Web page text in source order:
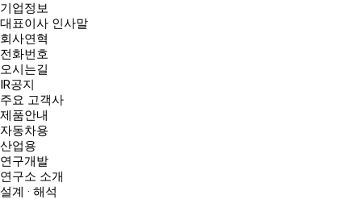
기업정보
대표이사 인사말
회사연혁
전화번호
오시는길
IR공지
주요 고객사
제품안내
자동차용
산업용
연구개발
연구소 소개
설계 · 해석